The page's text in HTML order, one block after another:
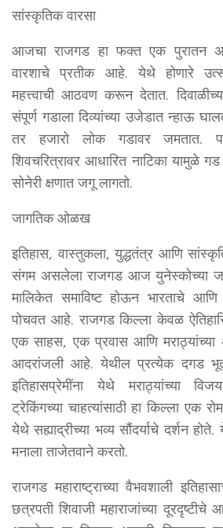
सांस्कृतिक वारसा
आजचा राजगड हा फक्त एक पुरातन
वारशाचे प्रतीक आहे. येथे होणारे
महत्त्वाची आठवण करून देतात.
संपूर्ण गडाला दिव्यांच्या उजेडात न्हाऊ
तर हजारो लोक गडावर जमतात.
शिवचरित्रावर आधारित नाटिका यामुळे गड
सोनेरी क्षणात जगू लागतो.
जागतिक ओळख
इतिहास, वास्तुकला, युद्धतंत्र आणि
संगम असलेला राजगड आज युनेस्कोच्या
मालिकेत समाविष्ट होऊन भारताचे
पोचवत आहे. राजगड किल्ला केवळ
एक साहस, एक प्रवास आणि मराठ्यांच्या
आदरांजली आहे. येथील प्रत्येक दगड
इतिहासप्रेमींना येथे मराठ्यांच्या
ट्रेकिंगच्या चाहत्यांसाठी हा किल्ला एक
येथे सह्याद्रीच्या भव्य सौंदर्याचे दर्शन
मनाला ताजेतवाने करतो.
राजगड महाराष्ट्राच्या वैभवशाली
छत्रपती शिवाजी महाराजांच्या दूरदृष्टीचे